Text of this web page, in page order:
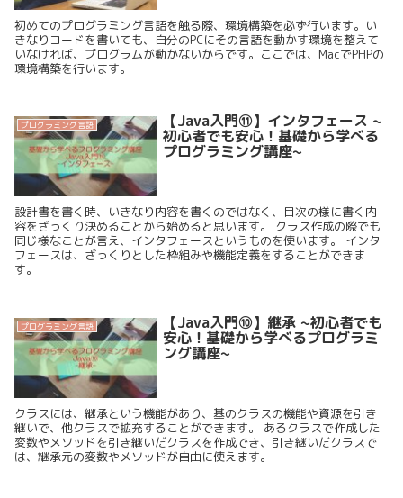
初めてのプログラミング言語を触る際、環境構築を必ず行います。い
きなりコードを書いても、自分のPCにその言語を動かす環境を整えて
いなければ、プログラムが動かないからです。ここでは、MacでPHPの
環境構築を行います。
プログラミング言語 【Java入門⑪】インタフェース ~
初心者でも安心！基礎から学べる
プログラミング講座~
設計書を書く時、いきなり内容を書くのではなく、目次の様に書く内
容をざっくり決めることから始めると思います。 クラス作成の際でも
同じ様なことが言え、インタフェースというものを使います。 インタ
フェースは、ざっくりとした枠組みや機能定義をすることができま
す。
プログラミング言語 【Java入門⑩】継承 ~初心者でも
安心！基礎から学べるプログラミ
ング講座~
クラスには、継承という機能があり、基のクラスの機能や資源を引き
継いで、他クラスで拡充することができます。 あるクラスで作成した
変数やメソッドを引き継いだクラスを作成でき、引き継いだクラスで
は、継承元の変数やメソッドが自由に使えます。